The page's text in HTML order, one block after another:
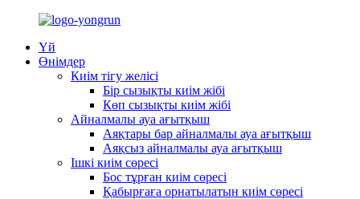
Үй
Өнімдер
Киім тігу желісі
Бір сызықты киім жібі
Көп сызықты киім жібі
Айналмалы ауа ағытқыш
Аяқтары бар айналмалы ауа ағытқыш
Аяқсыз айналмалы ауа ағытқыш
Ішкі киім сөресі
Бос тұрған киім сөресі
Қабырғаға орнатылатын киім сөресі